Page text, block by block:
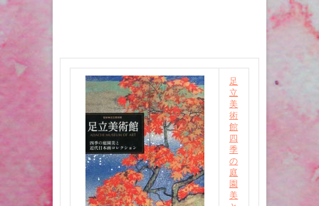
足
立
美
術
館
四
季
の
庭
園
美